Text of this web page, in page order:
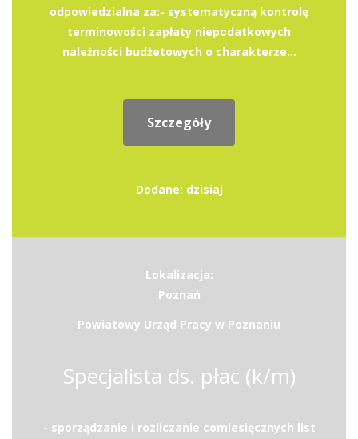
odpowiedzialna za:- systematyczną kontrolę
terminowości zapłaty niepodatkowych
należności budżetowych o charakterze...
Szczegóły
Dodane: dzisiaj
Lokalizacja:
Poznań
Powiatowy Urząd Pracy w Poznaniu
Specjalista ds. płac (k/m)
- sporządzanie i rozliczanie comiesięcznych list